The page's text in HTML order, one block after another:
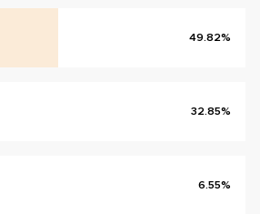
49.82%
32.85%
6.55%